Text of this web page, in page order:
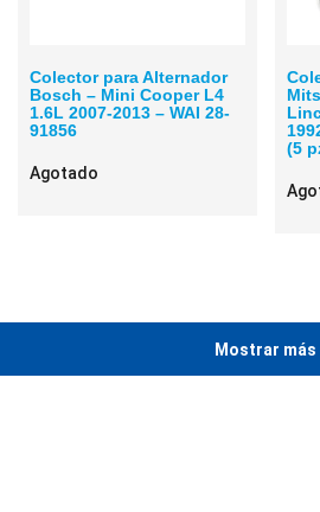
Colector para Alternador
Bosch – Mini Cooper L4
1.6L 2007-2013 – WAI 28-
91856
Agotado
(5
Mostrar más